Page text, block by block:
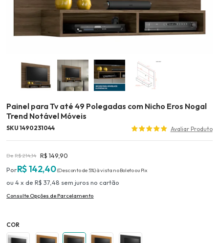
Painel para Tv até 49 Polegadas com Nicho Eros Nogal
Trend Notável Móveis
SKU 1490231044
R$ 214,14 R$ 149,90
R$ 142,40(Descontode 5%)
4 x de R$ 37,48 sem juros no
COR